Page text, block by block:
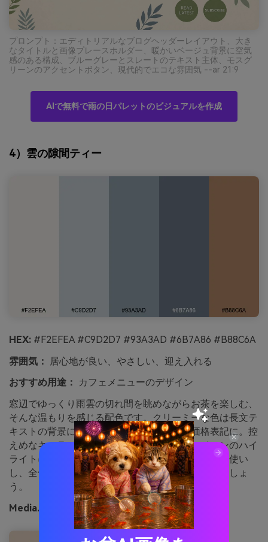
プロンプト：エディトリアルなブログヘッダーレイアウト、大き
なタイトルと画像プレースホルダー、暖かいベージュ背景に空気
感のある構成、ブルーグレーとスレートのテキスト主体、モスグ
リーンのアクセントボタン、現代的でエコな雰囲気 --ar 21:9
AIで無料で雨の日パレットのビジュアルを作成
4）雲の隙間ティー
HEX: #F2EFEA #C9D2D7 #93A3AD #6B7A86 #B88C6A
雰囲気：
居心地が良い、やさしい、迎え入れる
おすすめ用途：
カフェメニューのデザイン
窓辺でゆっくり雨雲の切れ間を眺めながらお茶を楽しむ、
そんな温もりを感じる配色です。クリーミーな色は長文テ
キストの背景に、クールグレーは区切りや価格表記に。控
えめなキャラメル色は季節限定メニューやアイコンのハイ
ライトに最適。ポイント：キャラメルはアクセント使い
し、全体が穏やかで上質な印象になるよう心がけましょ
う。
Media.ioで生成した雲の隙間ティーのイメージ例